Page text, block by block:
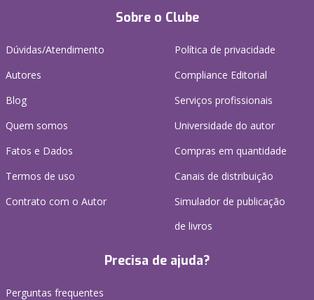
Sobre o Clube
Dúvidas/Atendimento
Autores
Blog
Quem somos
Fatos e Dados
Termos de uso
Contrato com o Autor
Política de privacidade
Compliance Editorial
Serviços profissionais
Universidade do autor
Compras em quantidade
Canais de distribuição
Simulador de publicação
de livros
Precisa de ajuda?
Perguntas frequentes